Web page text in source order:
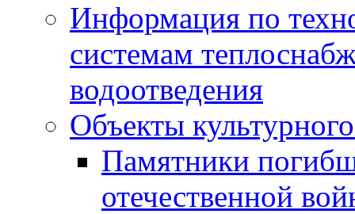
Информация по
системам
водоотведения
Объекты
Памятники
отечественной